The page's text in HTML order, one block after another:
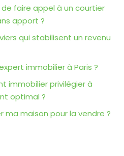
faire appel à un courtier
apport ?
qui stabilisent un revenu
immobilier à Paris ?
immobilier privilégier à
optimal ?
ma maison pour la vendre ?